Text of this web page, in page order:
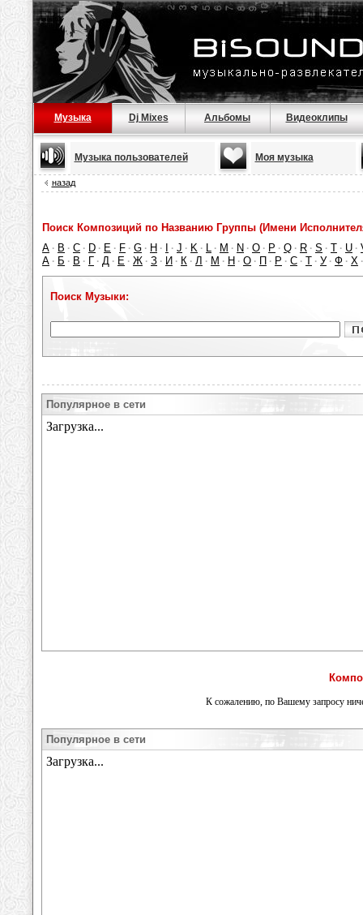
Музыка Dj Mixes Альбомы Видеоклипы
Музыка пользователей Моя музыка
назад
Поиск Композиций по Названию Группы (Имени
A · B · C · D · E · F · G · H · · J · K · L · M · N · O · P · Q · R · S · T · U ·
А · Б · В · Г · Д · Е · Ж · З · И · К · Л · М · Н · О · П · Р · С · Т · У · Ф · Х
Поиск Музыки:
Популярное в сети
К сожалению, по Вашему запросу
Популярное в сети